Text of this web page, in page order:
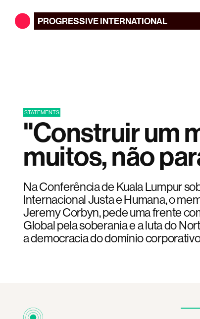
PROGRESSIVEINTERNATIONAL
STATEMENTS
"Construir um
muitos, não
Na Conferência de Kuala Lumpur
Internacional Justa e Humana, o
Jeremy Corbyn, pede uma frente
Global pela soberania e a luta do
a democracia do domínio